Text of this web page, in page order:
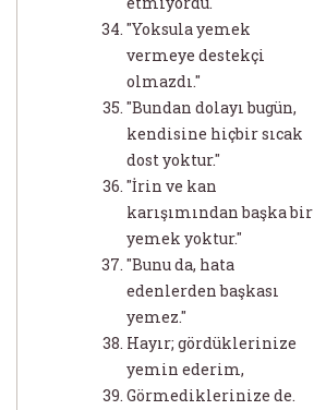
"Yoksula yemek
vermeye destekçi
olmazdı."
"Bundan dolayı bugün,
kendisine hiçbir sıcak
dost yoktur."
"İrin ve kan
karışımından başka bir
yemek yoktur."
"Bunu da, hata
edenlerden başkası
yemez."
Hayır; gördüklerinize
yemin ederim,
Görmediklerinize de.